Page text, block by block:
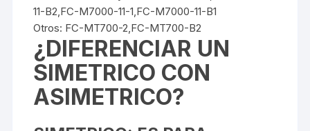
11-B2,FC-M7000-11-1,FC-M7000-11-B1
Otros: FC-MT700-2,FC-MT700-B2
¿DIFERENCIAR UN
SIMETRICO CON
ASIMETRICO?